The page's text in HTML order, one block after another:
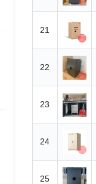
21
22
23
24
25